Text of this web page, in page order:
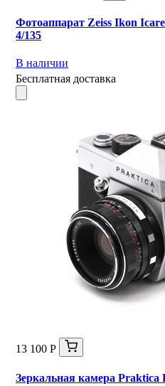
Фотоаппарат Zeiss Ikon
4/135
В наличии
Бесплатная доставка
13 100 Р
Зеркальная камера Praktica